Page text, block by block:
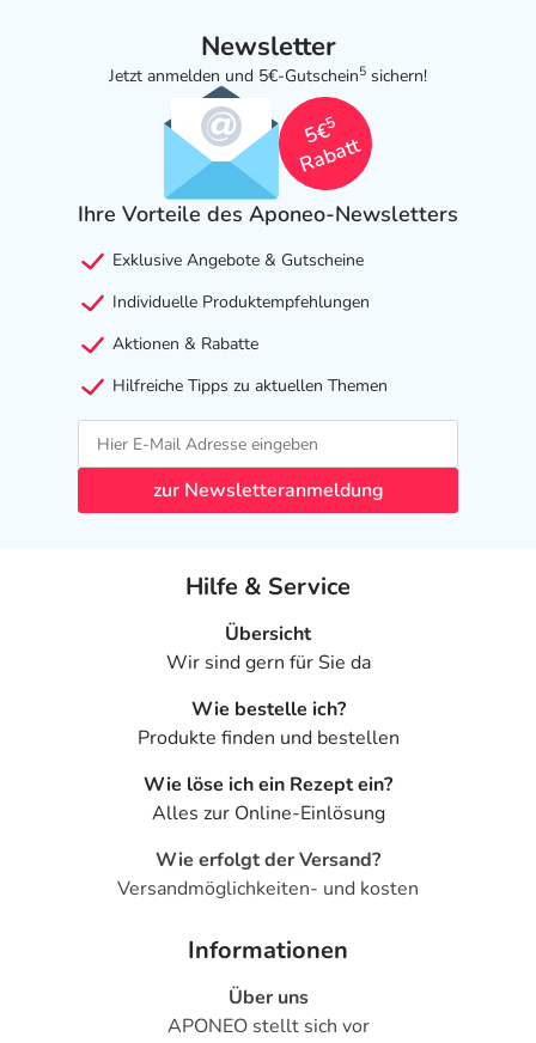
Newsletter
Jetzt anmelden und 5€-Gutschein5 sichern!
5€
5
Rabatt
Ihre Vorteile des Aponeo-Newsletters
Exklusive Angebote & Gutscheine
Individuelle Produktempfehlungen
Aktionen & Rabatte
Hilfreiche Tipps zu aktuellen Themen
zur Newsletteranmeldung
Hilfe & Service
Übersicht
Wir sind gern für Sie da
Wie bestelle ich?
Produkte finden und bestellen
Wie löse ich ein Rezept ein?
Alles zur Online-Einlösung
Wie erfolgt der Versand?
Versandmöglichkeiten- und kosten
Informationen
Über uns
APONEO stellt sich vor